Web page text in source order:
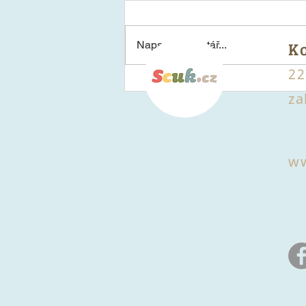
Plněná cuketa a lilek s
čerstvým sýrem
Napsat komentář...